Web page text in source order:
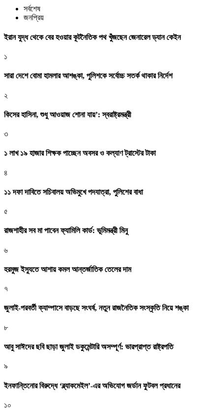
সর্বশেষ
জনপ্রিয়
ইরান যুদ্ধ থেকে বের হওয়ার কূটনৈতিক পথ খুঁজছেন জেনারেল ড্যান কেইন
১
সারা দেশে বোমা হামলার আশঙ্কা, পুলিশকে সর্বোচ্চ সতর্ক থাকার নির্দেশ
২
কিসের হাসিনা, শুধু আওয়াজ শোনা যায়’: স্বরাষ্ট্রমন্ত্রী
৩
১ লাখ ১৯ হাজার শিক্ষক পাচ্ছেন অবসর ও কল্যাণ ট্রাস্টের টাকা
৪
১১ দফা দাবিতে সচিবালয় অভিমুখে পদযাত্রা, পুলিশের বাধা
৫
রাজশাহীর সব মা পাবেন ফ্যামিলি কার্ড: ভূমিমন্ত্রী মিনু
৬
হরমুজ ইস্যুতে আশায় কমল আন্তর্জাতিক তেলের দাম
৭
জুলাই-পরবর্তী ক্যাম্পাসে বাড়ছে সংঘর্ষ, নতুন রাজনৈতিক সংস্কৃতি নিয়ে শঙ্কা
৮
আবু সাঈদের ছবি ছাড়া জুলাই ডকুমেন্টারি অসম্পূর্ণ: ভারপ্রাপ্ত রাষ্ট্রপতি
৯
ইনফান্তিনোর বিরুদ্ধে ‘ব্ল্যাকমেইল’-এর অভিযোগ জর্ডান ফুটবল প্রধানের
১০